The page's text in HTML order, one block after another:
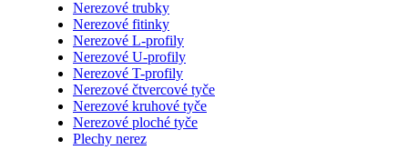
Nerezové trubky
Nerezové fitinky
Nerezové L-profily
Nerezové U-profily
Nerezové T-profily
Nerezové čtvercové tyče
Nerezové kruhové tyče
Nerezové ploché tyče
Plechy nerez